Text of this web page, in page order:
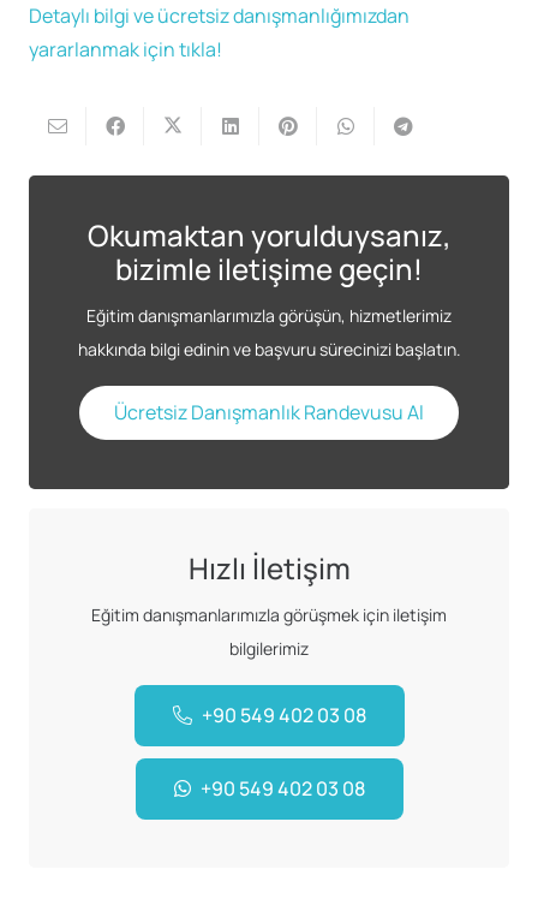
Detaylı bilgi ve ücretsiz danışmanlığımızdan
yararlanmak için tıkla!
Okumaktan yorulduysanız,
bizimle iletişime geçin!
Eğitim danışmanlarımızla görüşün, hizmetlerimiz
hakkında bilgi edinin ve başvuru sürecinizi başlatın.
Ücretsiz Danışmanlık Randevusu Al
Hızlı İletişim
Eğitim danışmanlarımızla görüşmek için iletişim
bilgilerimiz
+90 549 402 03 08
+90 549 402 03 08